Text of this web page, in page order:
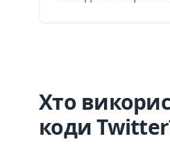
Хто
коди